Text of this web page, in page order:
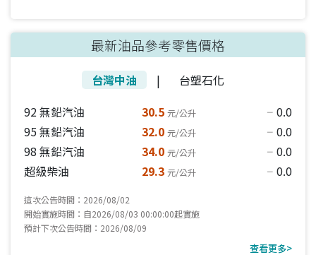
最新油品參考零售價格
台灣中油 |
台塑石化
92 無鉛汽油
30.5 元/公升 horizontal_rule 0.0
95 無鉛汽油
32.0 元/公升 horizontal_rule 0.0
98 無鉛汽油
34.0 元/公升 horizontal_rule 0.0
超級柴油
29.3 元/公升 horizontal_rule 0.0
這次公告時間：2026/08/02
開始實施時間：自2026/08/03 00:00:00起實施
預計下次公告時間：2026/08/09
查看更多>